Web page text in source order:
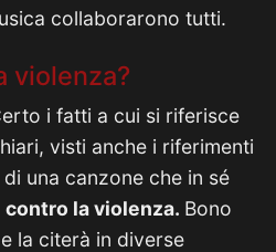
collaborarono tutti.
violenza?
i fatti a cui si riferisce
visti anche i riferimenti
una canzone che in sé
contro la violenza. Bono
la citerà in diverse